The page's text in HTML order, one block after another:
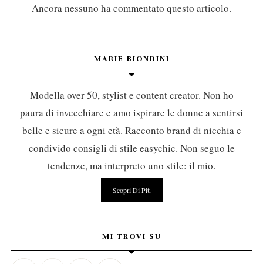
Ancora nessuno ha commentato questo articolo.
MARIE BIONDINI
Modella over 50, stylist e content creator. Non ho
paura di invecchiare e amo ispirare le donne a sentirsi
belle e sicure a ogni età. Racconto brand di nicchia e
condivido consigli di stile easychic. Non seguo le
tendenze, ma interpreto uno stile: il mio.
Scopri Di Più
MI TROVI SU